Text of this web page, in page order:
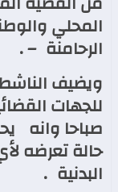
المحلي
الرحامنة – .
ويضيف
للجهات
صباحا وانه
حالة تعرضه
البدنية .